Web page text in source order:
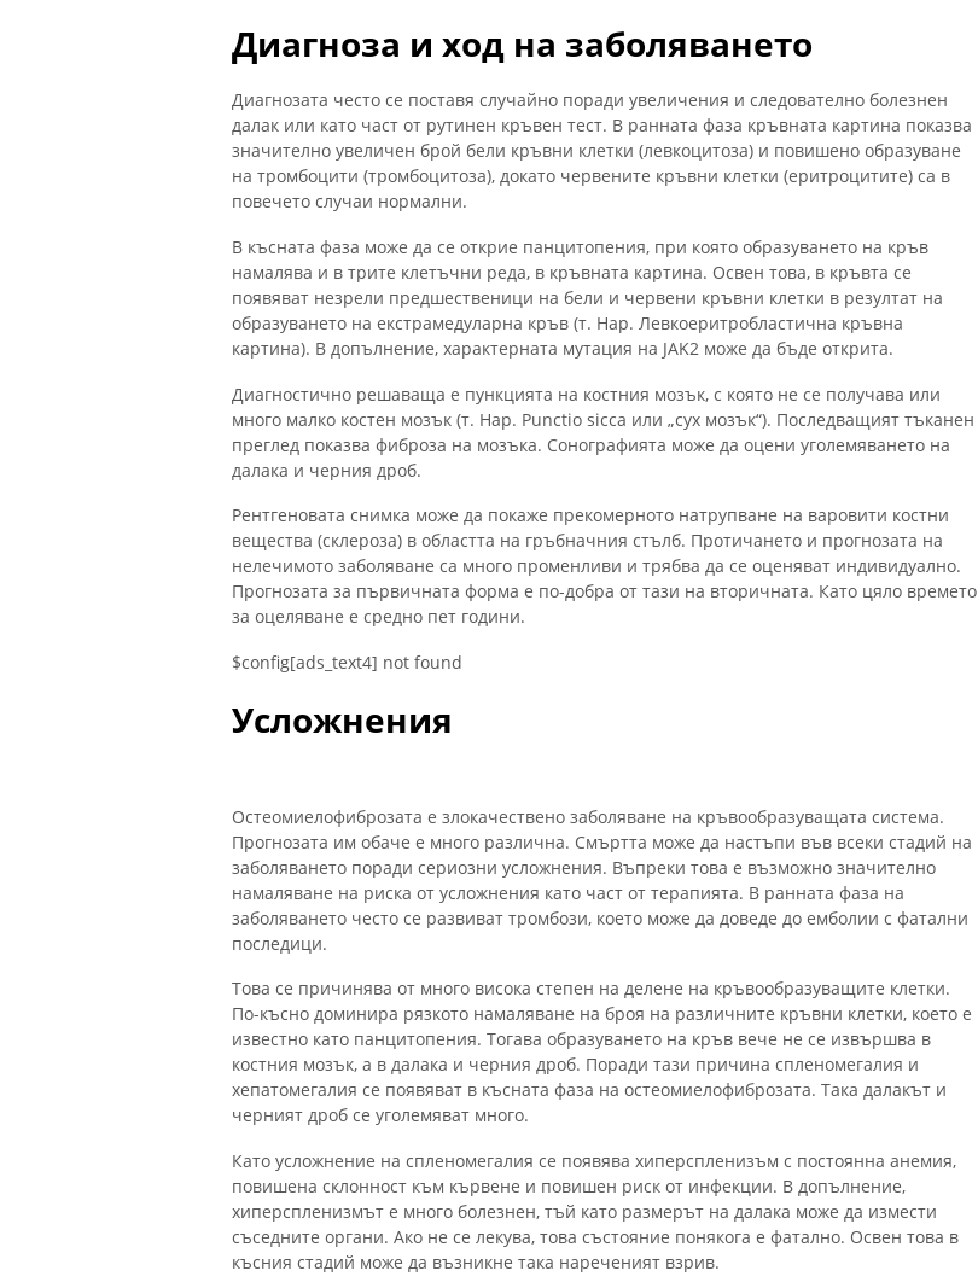
Диагноза и ход на заболяването
Диагнозата често се поставя случайно поради увеличения и следователно болезнен
далак или като част от рутинен кръвен тест. В ранната фаза кръвната картина показва
значително увеличен брой бели кръвни клетки (левкоцитоза) и повишено образуване
на тромбоцити (тромбоцитоза), докато червените кръвни клетки (еритроцитите) са в
повечето случаи нормални.
В късната фаза може да се открие панцитопения, при която образуването на кръв
намалява и в трите клетъчни реда, в кръвната картина. Освен това, в кръвта се
появяват незрели предшественици на бели и червени кръвни клетки в резултат на
образуването на екстрамедуларна кръв (т. Нар. Левкоеритробластична кръвна
картина). В допълнение, характерната мутация на JAK2 може да бъде открита.
Диагностично решаваща е пункцията на костния мозък, с която не се получава или
много малко костен мозък (т. Нар. Punctio sicca или „сух мозък“). Последващият тъканен
преглед показва фиброза на мозъка. Сонографията може да оцени уголемяването на
далака и черния дроб.
Рентгеновата снимка може да покаже прекомерното натрупване на варовити костни
вещества (склероза) в областта на гръбначния стълб. Протичането и прогнозата на
нелечимото заболяване са много променливи и трябва да се оценяват индивидуално.
Прогнозата за първичната форма е по-добра от тази на вторичната. Като цяло времето
за оцеляване е средно пет години.
$config[ads_text4] not found
Усложнения
Остеомиелофиброзата е злокачествено заболяване на кръвообразуващата система.
Прогнозата им обаче е много различна. Смъртта може да настъпи във всеки стадий на
заболяването поради сериозни усложнения. Въпреки това е възможно значително
намаляване на риска от усложнения като част от терапията. В ранната фаза на
заболяването често се развиват тромбози, което може да доведе до емболии с фатални
последици.
Това се причинява от много висока степен на делене на кръвообразуващите клетки.
По-късно доминира рязкото намаляване на броя на различните кръвни клетки, което е
известно като панцитопения. Тогава образуването на кръв вече не се извършва в
костния мозък, а в далака и черния дроб. Поради тази причина спленомегалия и
хепатомегалия се появяват в късната фаза на остеомиелофиброзата. Така далакът и
черният дроб се уголемяват много.
Като усложнение на спленомегалия се появява хиперспленизъм с постоянна анемия,
повишена склонност към кървене и повишен риск от инфекции. В допълнение,
хиперспленизмът е много болезнен, тъй като размерът на далака може да измести
съседните органи. Ако не се лекува, това състояние понякога е фатално. Освен това в
късния стадий може да възникне така нареченият взрив.